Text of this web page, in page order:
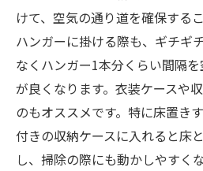
けて、空気の通り道を確保する
ハンガーに掛ける際も、ギチギ
なくハンガー1本分くらい間隔
が良くなります。衣装ケースや
のもオススメです。特に床置き
付きの収納ケースに入れると床
し、掃除の際にも動かしやすく